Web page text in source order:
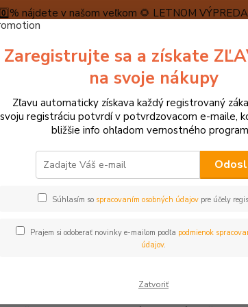
nájdete v našom veľkom 🌻 LETNOM
máme teraz pripravené špeciálne zľavy až do
A PLATBA RECENZIE 👉VRÁTENIE
Hľadať
Hess
bola založená v Nemecku v roku 1990 a
sprievodcom v rozvoji najmenších detí, preto
normy EN 71. Firma Hess používa iba lokálne
materiálov šetrných k prírode. Medzi hračkami
Zaregistrujte sa a získate
na svoje nákupy
Zľavu automaticky získava každý registrovaný
svoju registráciu potvrdí v potvrdzovacom e-maile,
bližšie info ohľadom vernostného
Súhlasím so spracovaním osobných údajovpre účely
Prajem si odoberať novinky e-mailom podľa podmienok
údajov.
Zatvoriť